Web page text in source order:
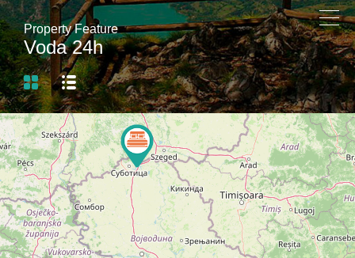
Property Feature
Voda 24h